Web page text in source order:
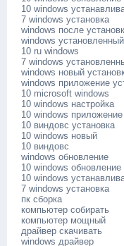
10 windows
7 windows установка
windows после
windows установленный
10 ru windows
7 windows
windows новый
windows приложение
10 microsoft windows
10 windows настройка
10 windows приложение
10 виндовс установка
10 windows новый
10 виндовс
windows обновление
10 windows обновление
10 windows
7 windows установка
пк сборка
компьютер собирать
компьютер мощный
драйвер скачивать
windows драйвер